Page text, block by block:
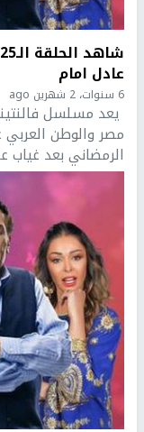
عادل امام
6 سنوات، 2 شهرين ago
يعد مسلسل
مصر والوطن العربي
الرمضاني بعد